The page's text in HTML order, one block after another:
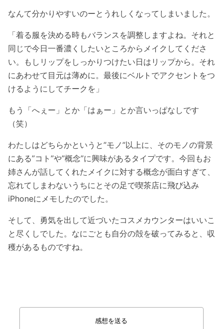
なんて分かりやすいのーとうれしくなってしまいました。
「着る服を決める時もバランスを調整しますよね。それと
同じで今日一番濃くしたいところからメイクしてくださ
い。もしリップをしっかりつけたい日はリップから。それ
にあわせて目元は薄めに。最後にベルトでアクセントをつ
けるようにしてチークを」
もう「へぇー」とか「はぁー」とか言いっぱなしです
（笑）
わたしはどちらかというと”モノ”以上に、そのモノの背景
にある”コト”や”概念”に興味があるタイプです。今回もお
姉さんが話してくれたメイクに対する概念が面白すぎて、
忘れてしまわないうちにとその足で喫茶店に飛び込み
iPhoneにメモしたのでした。
そして、勇気を出して近づいたコスメカウンターはいいこ
と尽くしでした。なにごとも自分の殻を破ってみると、収
穫があるものですね。
感想を送る